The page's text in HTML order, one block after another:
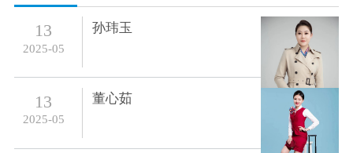
13
2025-05
孙玮玉
13
2025-05
董心茹